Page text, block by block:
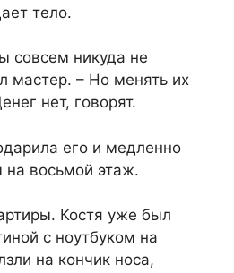
тело.
совсем никуда не
мастер. – Но менять их
нет, говорят.
его и медленно
восьмой этаж.
Костя уже был
с ноутбуком на
на кончик носа,